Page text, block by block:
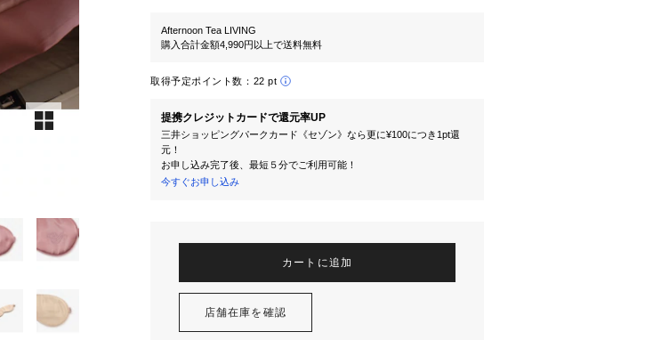
Afternoon Tea LIVING
購入合計金額4,990円以上で送料無料
取得予定ポイント数： 22 pt
提携クレジットカードで還元率UP
三井ショッピングパークカード《セゾン》なら更に¥100につき1pt還
元！
お申し込み完了後、最短５分でご利用可能！
今すぐお申し込み
カートに追加
店舗在庫を確認